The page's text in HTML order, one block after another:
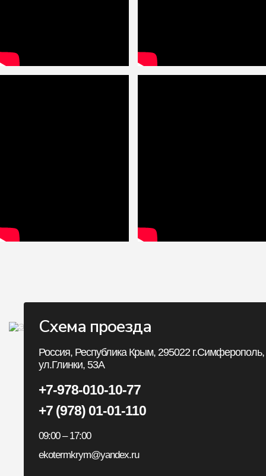
Схема проезда
Россия, Республика Крым, 295022 г.Симферополь,
ул.Глинки, 53А
+7-978-010-10-77
+7 (978) 01-01-110
09:00 – 17:00
ekotermkrym@yandex.ru
Личный